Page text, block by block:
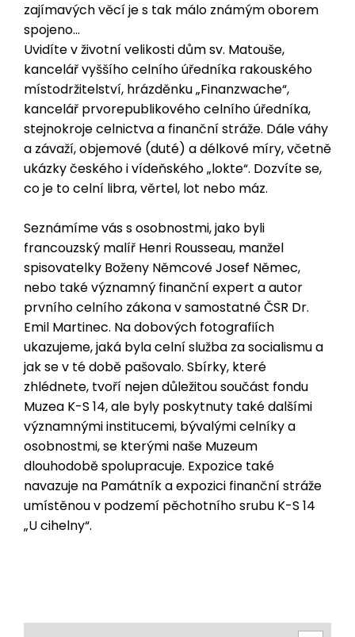
zajímavých věcí je s tak málo známým oborem
spojeno...
Uvidíte v životní velikosti dům sv. Matouše,
kancelář vyššího celního úředníka rakouského
místodržitelství, hrázděnku „Finanzwache“,
kancelář prvorepublikového celního úředníka,
stejnokroje celnictva a finanční stráže. Dále váhy
a závaží, objemové (duté) a délkové míry, včetně
ukázky českého i vídeňského „lokte“. Dozvíte se,
co je to celní libra, věrtel, lot nebo máz.
Seznámíme vás s osobnostmi, jako byli
francouzský malíř Henri Rousseau, manžel
spisovatelky Boženy Němcové Josef Němec,
nebo také významný finanční expert a autor
prvního celního zákona v samostatné ČSR Dr.
Emil Martinec. Na dobových fotografiích
ukazujeme, jaká byla celní služba za socialismu a
jak se v té době pašovalo. Sbírky, které
zhlédnete, tvoří nejen důležitou součást fondu
Muzea K-S 14, ale byly poskytnuty také dalšími
významnými institucemi, bývalými celníky a
osobnostmi, se kterými naše Muzeum
dlouhodobě spolupracuje. Expozice také
navazuje na Památník a expozici finanční stráže
umístěnou v podzemí pěchotního srubu K-S 14
„U cihelny“.